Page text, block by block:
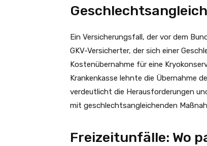
Ein Versicherungsfall, der vor dem
GKV-Versicherter, der sich einer
Kostenübernahme für eine
Krankenkasse lehnte die Übernahme
verdeutlicht die Herausforderungen
mit geschlechtsangleichenden
Freizeitunfälle: Wo